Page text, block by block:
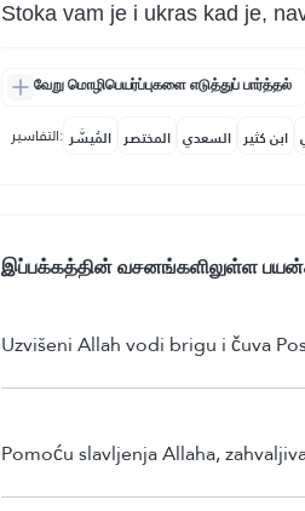
Stoka vam je i ukras kad je,
வேறு மொழிபெயர்ப்புகளை எடுத்துப் பார்த்தல்
التفاسير: المُيسَّر المختصر السعدي ابن كثير
இப்பக்கத்தின் வசனங்களிலுள்ள
Uzvišeni Allah vodi brigu i čuva
Pomoću slavljenja Allaha,